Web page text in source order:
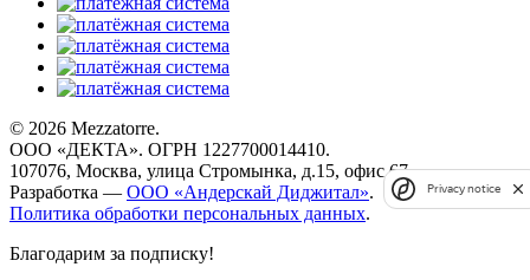
© 2026 Mezzatorre.
ООО «ДЕКТА». ОГРН 1227700014410.
107076, Москва, улица Стромынка, д.15, офис 67.
Разработка — ООО «Андерскай Диджитал».
Политика обработки персональных данных.
Благодарим за подписку!
Privacy notice